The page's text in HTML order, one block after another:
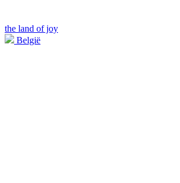
the land of joy
België